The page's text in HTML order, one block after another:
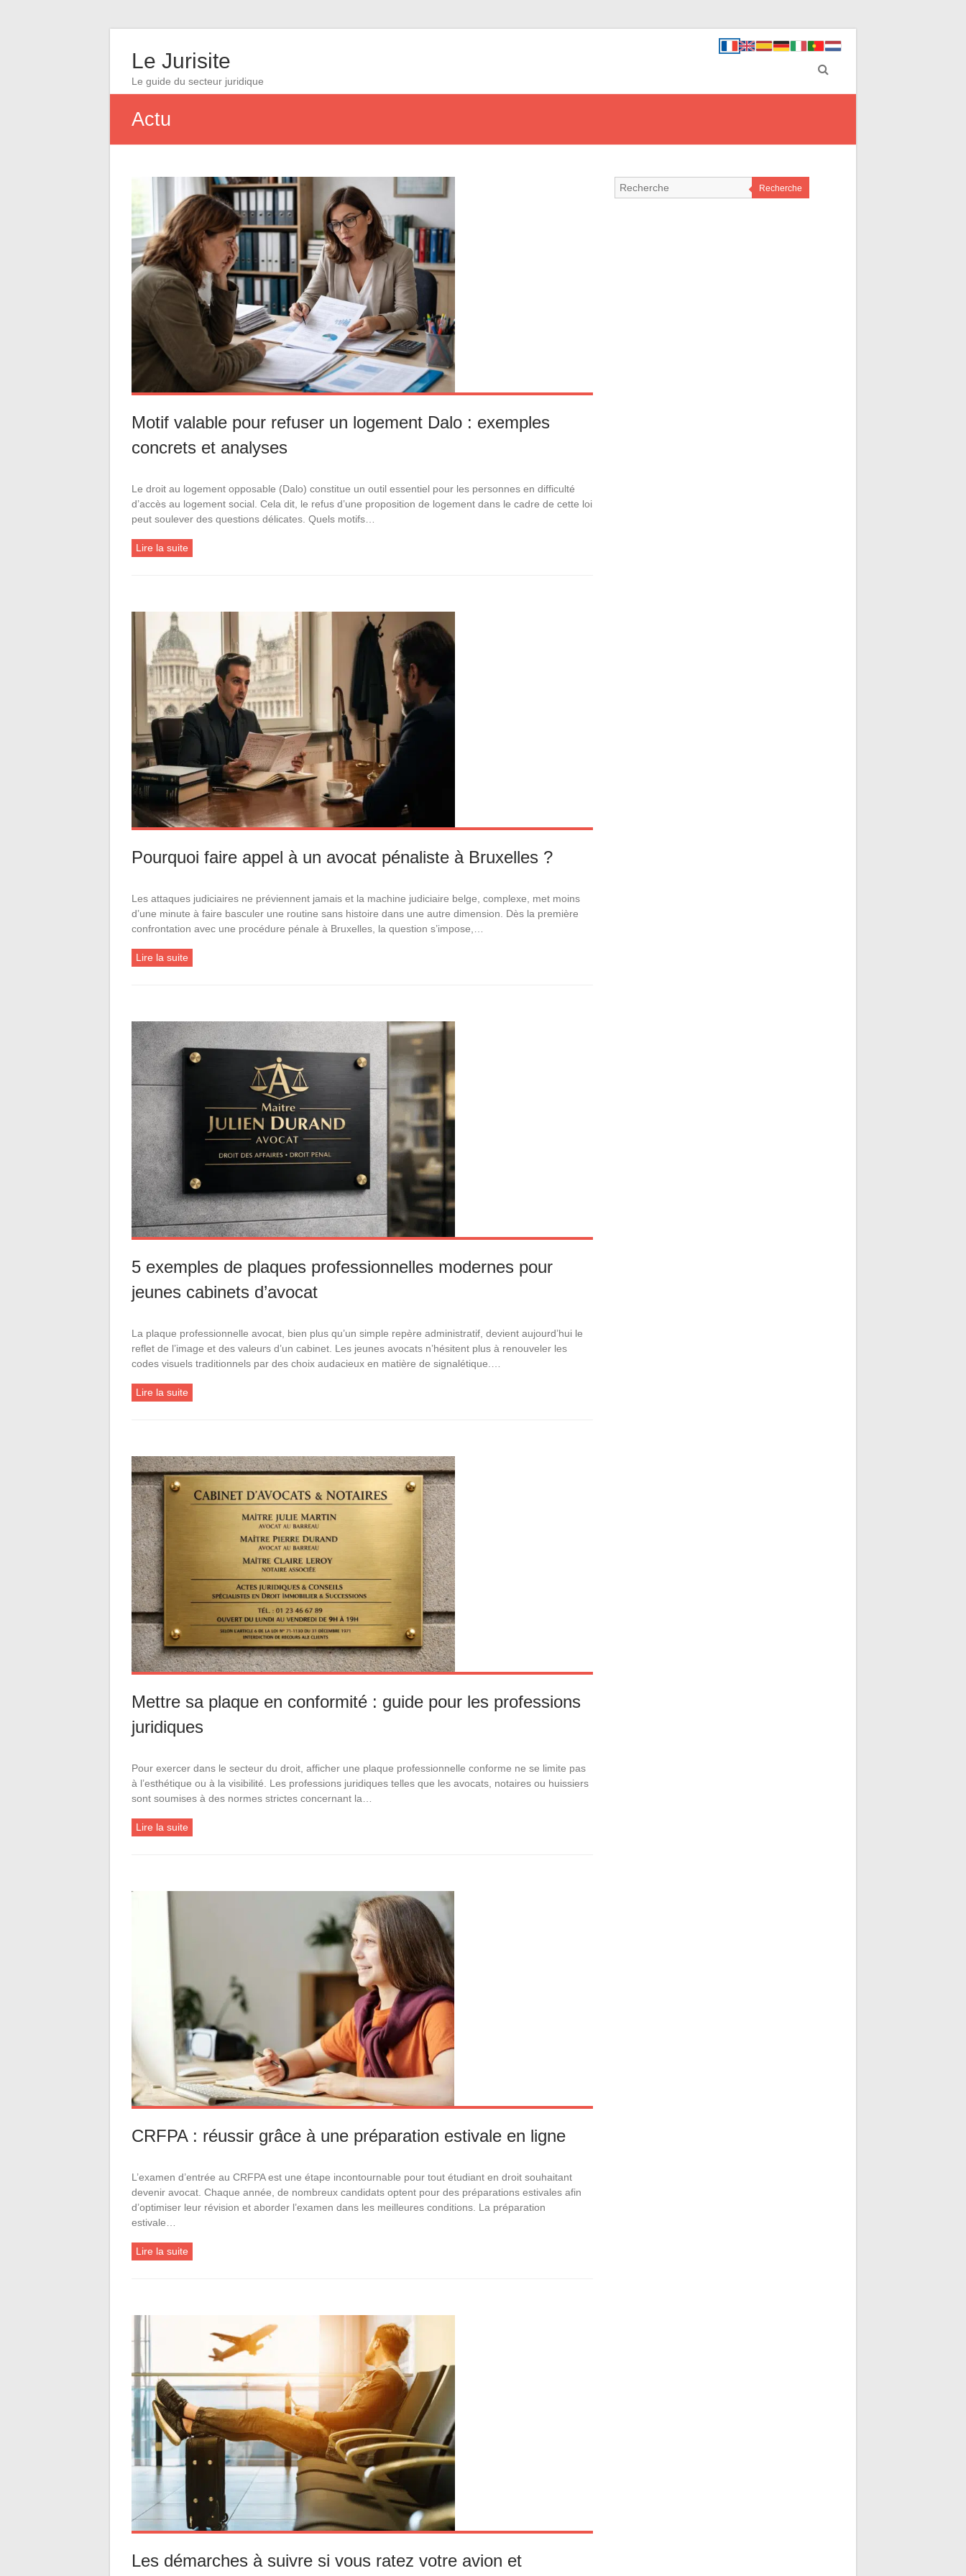
Le Jurisite
Le guide du secteur juridique
Actu
Motif valable pour refuser un logement Dalo : exemples
concrets et analyses
Le droit au logement opposable (Dalo) constitue un outil essentiel pour les personnes en difficulté
d’accès au logement social. Cela dit, le refus d’une proposition de logement dans le cadre de cette loi
peut soulever des questions délicates. Quels motifs…
Lire la suite
Pourquoi faire appel à un avocat pénaliste à Bruxelles ?
Les attaques judiciaires ne préviennent jamais et la machine judiciaire belge, complexe, met moins
d’une minute à faire basculer une routine sans histoire dans une autre dimension. Dès la première
confrontation avec une procédure pénale à Bruxelles, la question s’impose,…
Lire la suite
5 exemples de plaques professionnelles modernes pour
jeunes cabinets d’avocat
La plaque professionnelle avocat, bien plus qu’un simple repère administratif, devient aujourd’hui le
reflet de l’image et des valeurs d’un cabinet. Les jeunes avocats n’hésitent plus à renouveler les
codes visuels traditionnels par des choix audacieux en matière de signalétique.…
Lire la suite
Mettre sa plaque en conformité : guide pour les professions
juridiques
Pour exercer dans le secteur du droit, afficher une plaque professionnelle conforme ne se limite pas
à l’esthétique ou à la visibilité. Les professions juridiques telles que les avocats, notaires ou huissiers
sont soumises à des normes strictes concernant la…
Lire la suite
CRFPA : réussir grâce à une préparation estivale en ligne
L’examen d’entrée au CRFPA est une étape incontournable pour tout étudiant en droit souhaitant
devenir avocat. Chaque année, de nombreux candidats optent pour des préparations estivales afin
d’optimiser leur révision et aborder l’examen dans les meilleures conditions. La préparation
estivale…
Lire la suite
Les démarches à suivre si vous ratez votre avion et
Recherche